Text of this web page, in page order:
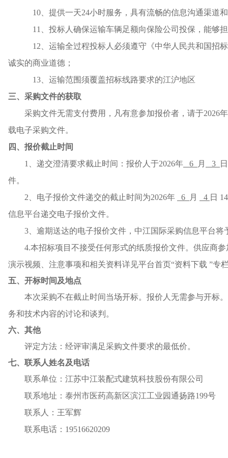
10
提供一天24小时服务，具有流畅的信息沟通渠道
11
、投标人 确保运输车辆足额向保险公司投保，能够
1 2 、运输全过程投标人必须遵守《中华人民共和国
诚实的商业道德；
13 、运输范围须覆盖招标线路要求的江沪地区
三、采购文件的获取
采购文件无需支付费用，凡有意参加报价者，请于2026年
载电子采购文件。
四、报价截止时间
1、递交澄清要求截止时间：报价人于2026年 6 月 3
日
件。
2、电子报价文件递交的截止时间为2026年 6 月 4 日 14
信息平台递交电子报价文件。
3、逾期送达的电子报价文件，中江国际采购信息平台将
4.本招标项目不接受任何形式的纸质报价文件。供应商
演示视频、注意事项和相关资料详见平台首页“资料下载 ”专
五、开标时间及地点
本次采购不在截止时间当场开标。报价人无需参与开标
务和技术内容的讨论和谈判。
六、其他
评定方法：经评审满足采购文件要求的最低价。
七、联系人姓名及电话
联系单位：江苏中江装配式建筑科技股份有限公司
联系地址：泰州市医药高新区滨江工业园通扬路199号
联系人：王军辉
联系电话： 19516620209